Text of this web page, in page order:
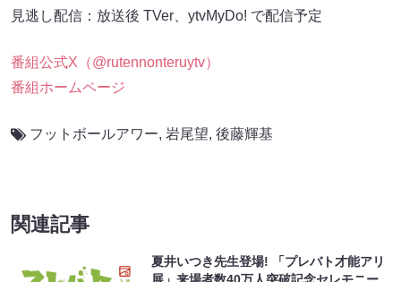
見逃し配信：放送後 TVer、ytvMyDo! で配信予定
番組公式X（@rutennonteruytv）
番組ホームページ
フットボールアワー, 岩尾望, 後藤輝基
関連記事
夏井いつき先生登場! 「プレバト才能アリ